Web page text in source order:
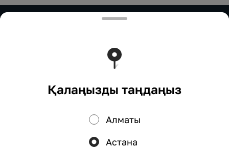
ИП Нурымбетов
Тиімді ядрода жұмыс істейді
Науқандар, жеңілдіктер, кэшбэк – біздің қосымшада!
Қалаңызды таңдаңыз
Алматы
Астана